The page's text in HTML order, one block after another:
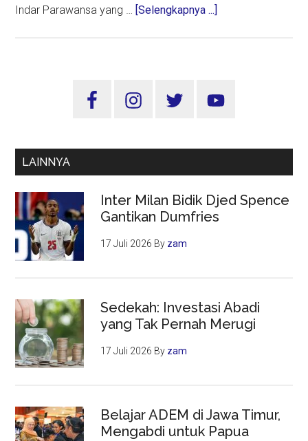
Indar Parawansa yang … [Selengkapnya ...]
5
Sidebar
LAINNYA
Inter Milan Bidik Djed Spence
Gantikan Dumfries
17 Juli 2026 By zam
Sedekah: Investasi Abadi
yang Tak Pernah Merugi
17 Juli 2026 By zam
Belajar ADEM di Jawa Timur,
Mengabdi untuk Papua